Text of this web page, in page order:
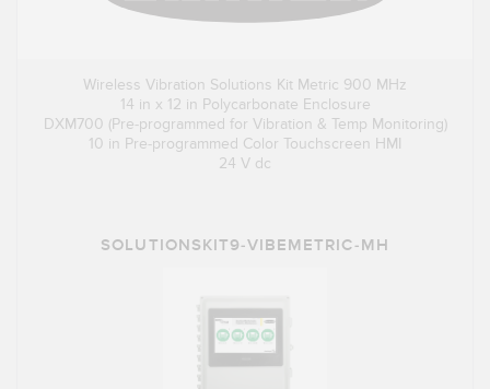
Wireless Vibration Solutions Kit Metric 900 MHz
14 in x 12 in Polycarbonate Enclosure
DXM700 (Pre-programmed for Vibration & Temp Monitoring)
10 in Pre-programmed Color Touchscreen HMI
24 V dc
SOLUTIONSKIT9-VIBEMETRIC-MH